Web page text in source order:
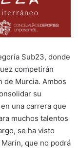
Sub23, donde
competirán
de Murcia. Ambos
su
una carrera que
muchos talentos
se ha visto
que no podrá